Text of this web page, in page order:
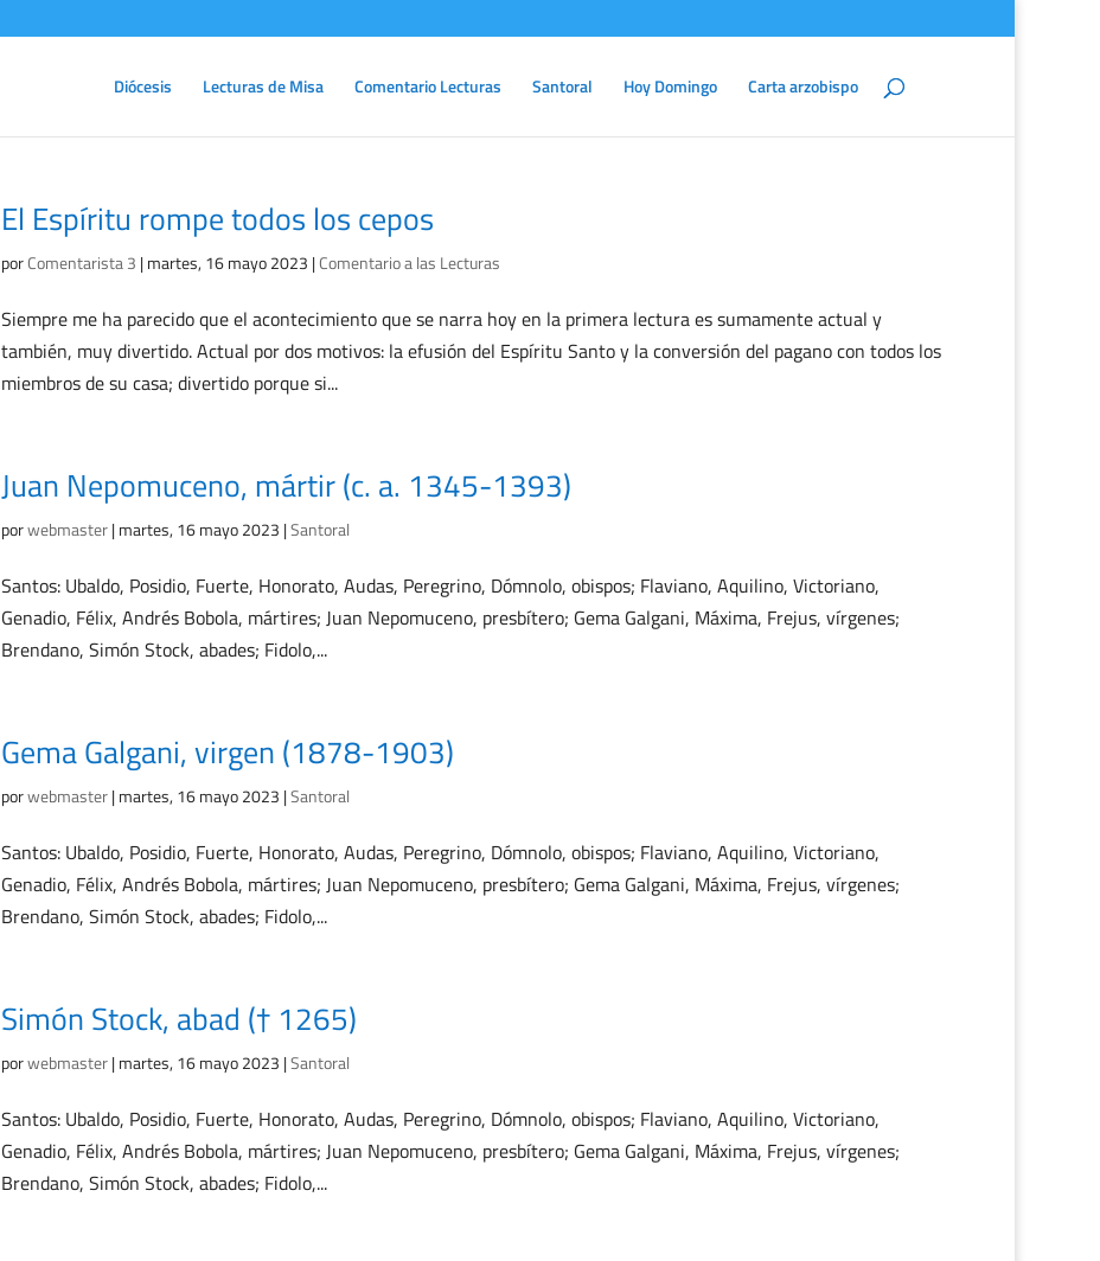
Diócesis Lecturas de Misa Comentario Lecturas Santoral Hoy Domingo Carta arzobispo
El Espíritu rompe todos los cepos
porComentarista 3 |martes, 16 mayo 2023 |Comentario a las Lecturas
Siempre me ha parecido que el acontecimiento que se narra hoy en la primera lectura es sumamente actual y
también, muy divertido. Actual por dos motivos: la efusión del Espíritu Santo y la conversión del pagano con todos los
miembros de su casa; divertido porque si...
Juan Nepomuceno, mártir (c. a. 1345-1393)
porwebmaster|martes, 16 mayo 2023 |Santoral
Santos: Ubaldo, Posidio, Fuerte, Honorato, Audas, Peregrino, Dómnolo, obispos; Flaviano, Aquilino, Victoriano,
Genadio, Félix, Andrés Bobola, mártires; Juan Nepomuceno, presbítero; Gema Galgani, Máxima, Frejus, vírgenes;
Brendano, Simón Stock, abades; Fidolo,...
Gema Galgani, virgen (1878-1903)
porwebmaster|martes, 16 mayo 2023 |Santoral
Santos: Ubaldo, Posidio, Fuerte, Honorato, Audas, Peregrino, Dómnolo, obispos; Flaviano, Aquilino, Victoriano,
Genadio, Félix, Andrés Bobola, mártires; Juan Nepomuceno, presbítero; Gema Galgani, Máxima, Frejus, vírgenes;
Brendano, Simón Stock, abades; Fidolo,...
Simón Stock, abad († 1265)
porwebmaster|martes, 16 mayo 2023 |Santoral
Santos: Ubaldo, Posidio, Fuerte, Honorato, Audas, Peregrino, Dómnolo, obispos; Flaviano, Aquilino, Victoriano,
Genadio, Félix, Andrés Bobola, mártires; Juan Nepomuceno, presbítero; Gema Galgani, Máxima, Frejus, vírgenes;
Brendano, Simón Stock, abades; Fidolo,...